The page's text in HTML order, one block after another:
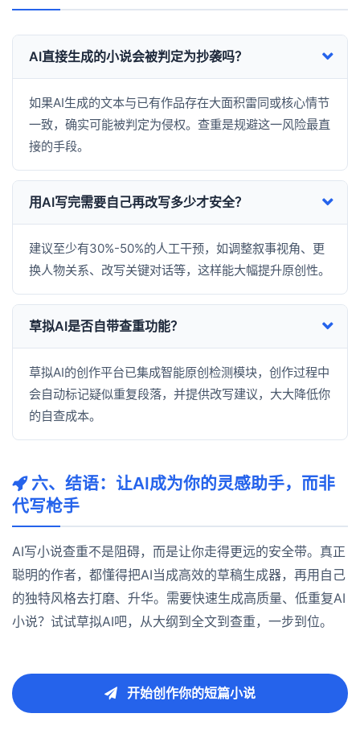
AI直接生成的小说会被判定为抄袭吗？
如果AI生成的文本与已有作品存在大面积雷同或核心情节
一致，确实可能被判定为侵权。查重是规避这一风险最直
接的手段。
用AI写完需要自己再改写多少才安全？
建议至少有30%-50%的人工干预，如调整叙事视角、更
换人物关系、改写关键对话等，这样能大幅提升原创性。
草拟AI是否自带查重功能？
草拟AI的创作平台已集成智能原创检测模块，创作过程中
会自动标记疑似重复段落，并提供改写建议，大大降低你
的自查成本。
六、结语：让AI成为你的灵感助手，而非
代写枪手
AI写小说查重不是阻碍，而是让你走得更远的安全带。真正
聪明的作者，都懂得把AI当成高效的草稿生成器，再用自己
的独特风格去打磨、升华。需要快速生成高质量、低重复AI
小说？试试草拟AI吧，从大纲到全文到查重，一步到位。
开始创作你的短篇小说